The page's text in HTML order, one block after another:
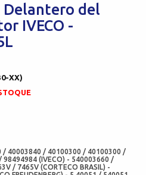
Delantero del
IVECO -
XX)
40003840 / 40100300 / 40100300 /
(IVECO) - 540003660 /
/ 7465V (CORTECO BRASIL) -